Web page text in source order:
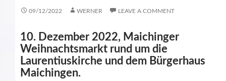
09/12/2022 WERNER LEAVE A COMMENT
10. Dezember 2022, Maichinger
Weihnachtsmarkt rund um die
Laurentiuskirche und dem Bürgerhaus
Maichingen.